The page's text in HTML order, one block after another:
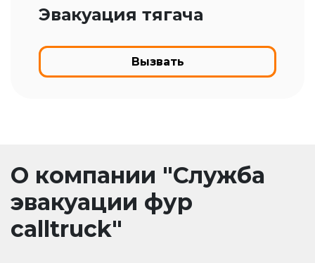
Эвакуация тягача
Вызвать
О компании "Служба
эвакуации фур
calltruck"